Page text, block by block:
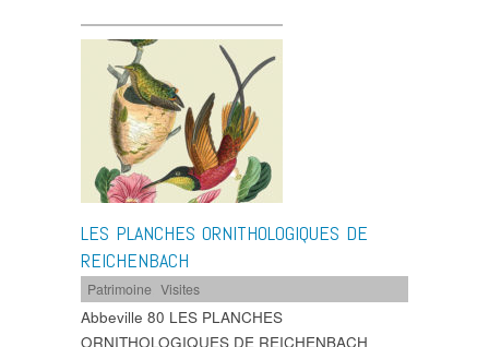
LES PLANCHES ORNITHOLOGIQUES DE
REICHENBACH
Patrimoine ,Visites
Abbeville 80 LES PLANCHES
ORNITHOLOGIQUES DE REICHENBACH